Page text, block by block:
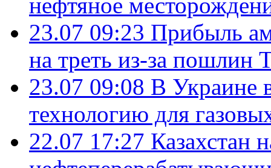
23.07 09:23 Прибыль
на треть из-за пошлин
23.07 09:08 В Украине
технологию для
22.07 17:27 Казахстан